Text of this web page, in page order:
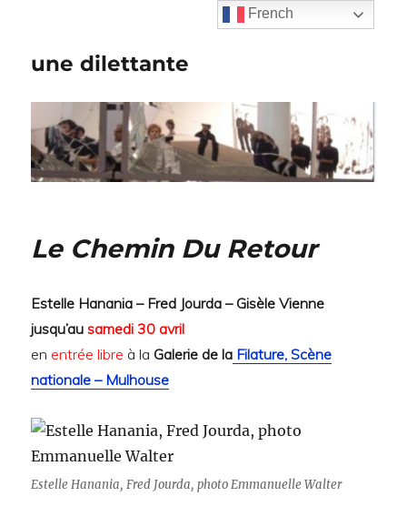
une dilettante
Le Chemin Du Retour
Estelle Hanania – Fred Jourda – Gisèle Vienne
jusqu’ausamedi 30 avril
en entrée libre à la Galerie de la Filature, Scène
nationale – Mulhouse
Estelle Hanania, Fred Jourda, photo Emmanuelle Walter
French